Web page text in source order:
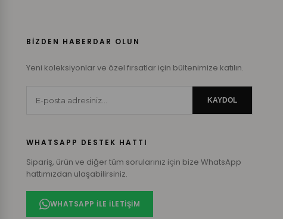
BİZDEN HABERDAR OLUN
Yeni koleksiyonlar ve özel fırsatlar için bültenimize katılın.
KAYDOL
WHATSAPP DESTEK HATTI
Sipariş, ürün ve diğer tüm sorularınız için bize WhatsApp
hattımızdan ulaşabilirsiniz.
WHATSAPP ILE İLETIŞIM